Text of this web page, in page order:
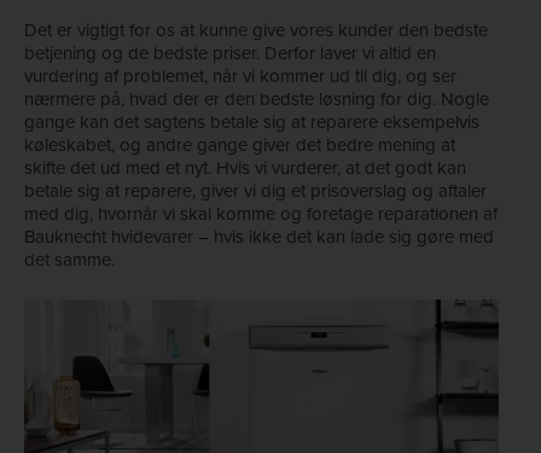
Det er vigtigt for os at kunne give vores kunder den bedste
betjening og de bedste priser. Derfor laver vi altid en
vurdering af problemet, når vi kommer ud til dig, og ser
nærmere på, hvad der er den bedste løsning for dig. Nogle
gange kan det sagtens betale sig at reparere eksempelvis
køleskabet, og andre gange giver det bedre mening at
skifte det ud med et nyt. Hvis vi vurderer, at det godt kan
betale sig at reparere, giver vi dig et prisoverslag og aftaler
med dig, hvornår vi skal komme og foretage reparationen af
Bauknecht hvidevarer – hvis ikke det kan lade sig gøre med
det samme.